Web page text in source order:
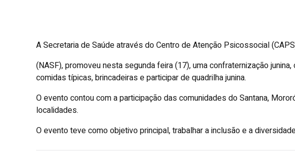
A Secretaria de Saúde através do Centro de Atenção Psicossocial
(NASF), promoveu nesta segunda feira (17), uma confraternização
comidas típicas, brincadeiras e participar de quadrilha junina.
O evento contou com a participação das comunidades do Santana,
localidades.
O evento teve como objetivo principal, trabalhar a inclusão e a